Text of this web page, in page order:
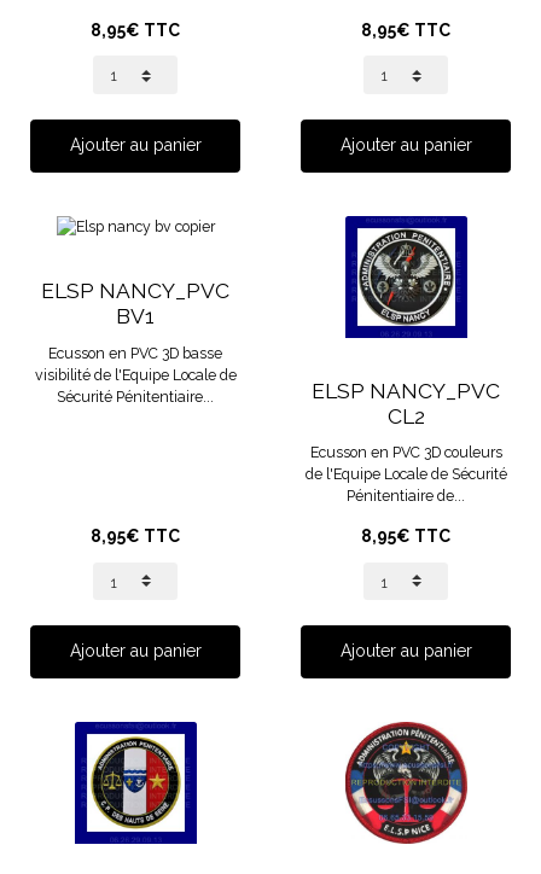
8,95€ TTC
Ajouter au panier
8,95€ TTC
Ajouter au panier
ELSP NANCY_PVC
BV1
Ecusson en PVC 3D basse
visibilité de l'Equipe Locale de
Sécurité Pénitentiaire...
8,95€ TTC
Ajouter au panier
ELSP NANCY_PVC
CL2
Ecusson en PVC 3D couleurs
de l'Equipe Locale de Sécurité
Pénitentiaire de...
8,95€ TTC
Ajouter au panier